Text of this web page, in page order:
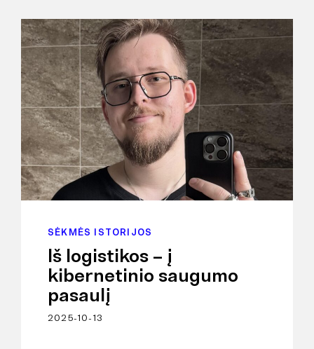
SĖKMĖS ISTORIJOS
Iš logistikos – į
kibernetinio saugumo
pasaulį
2025-10-13